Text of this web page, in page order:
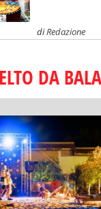
diRedazione
DA